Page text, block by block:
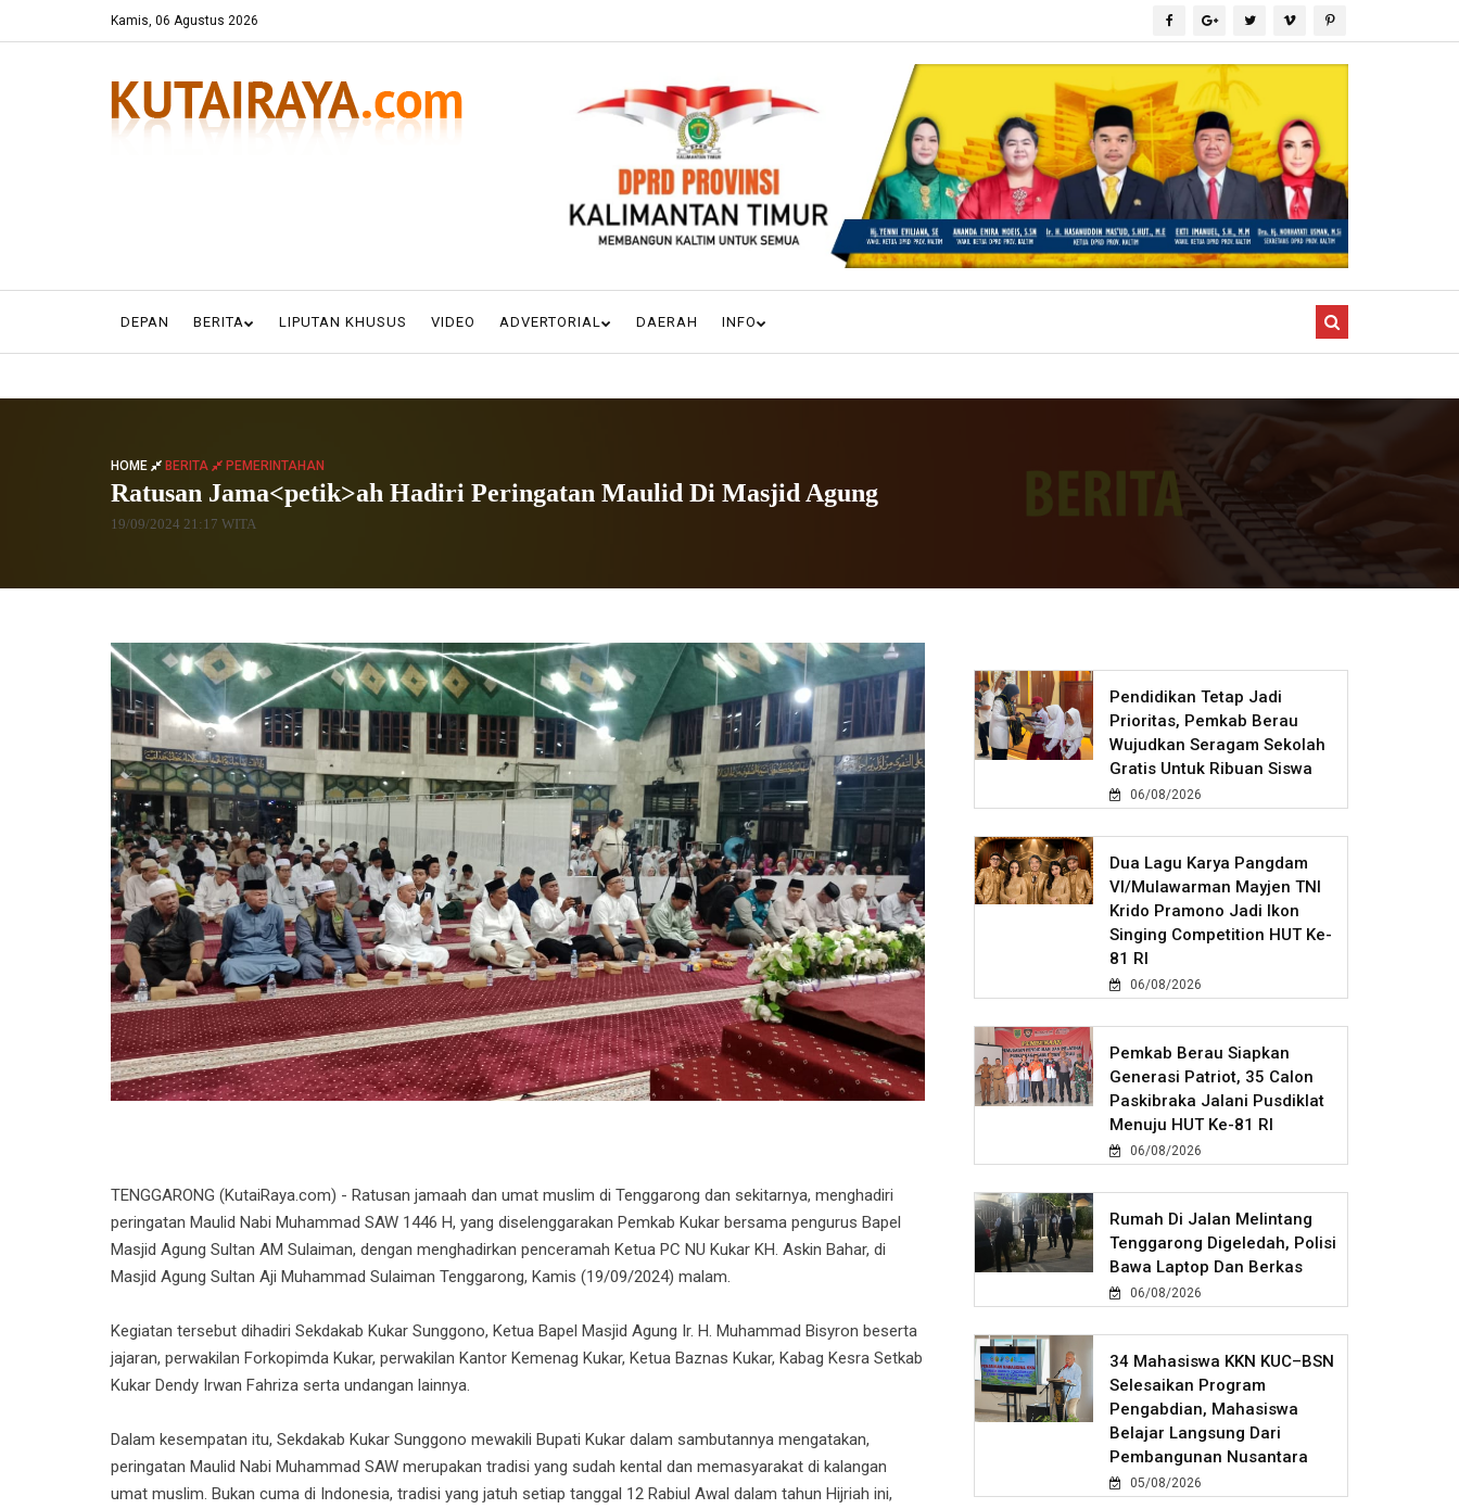
Kamis, 06 Agustus 2026
DEPAN BERITA LIPUTAN KHUSUS VIDEO ADVERTORIAL DAERAH INFO
HOME BERITA PEMERINTAHAN
Ratusan Jama<petik>ah Hadiri Peringatan Maulid Di Masjid Agung
19/09/2024 21:17 WITA
TENGGARONG (KutaiRaya.com) - Ratusan jamaah dan umat muslim di Tenggarong dan sekitarnya, menghadiri
peringatan Maulid Nabi Muhammad SAW 1446 H, yang diselenggarakan Pemkab Kukar bersama pengurus Bapel
Masjid Agung Sultan AM Sulaiman, dengan menghadirkan penceramah Ketua PC NU Kukar KH. Askin Bahar, di
Masjid Agung Sultan Aji Muhammad Sulaiman Tenggarong, Kamis (19/09/2024) malam.
Kegiatan tersebut dihadiri Sekdakab Kukar Sunggono, Ketua Bapel Masjid Agung Ir. H. Muhammad Bisyron beserta
jajaran, perwakilan Forkopimda Kukar, perwakilan Kantor Kemenag Kukar, Ketua Baznas Kukar, Kabag Kesra Setkab
Kukar Dendy Irwan Fahriza serta undangan lainnya.
Dalam kesempatan itu, Sekdakab Kukar Sunggono mewakili Bupati Kukar dalam sambutannya mengatakan,
peringatan Maulid Nabi Muhammad SAW merupakan tradisi yang sudah kental dan memasyarakat di kalangan
umat muslim. Bukan cuma di Indonesia, tradisi yang jatuh setiap tanggal 12 Rabiul Awal dalam tahun Hijriah ini,
Pendidikan Tetap Jadi
Prioritas, Pemkab Berau
Wujudkan Seragam Sekolah
Gratis Untuk Ribuan Siswa
06/08/2026
Dua Lagu Karya Pangdam
VI/Mulawarman Mayjen TNI
Krido Pramono Jadi Ikon
Singing Competition HUT Ke-
81 RI
06/08/2026
Pemkab Berau Siapkan
Generasi Patriot, 35 Calon
Paskibraka Jalani Pusdiklat
Menuju HUT Ke-81 RI
06/08/2026
Rumah Di Jalan Melintang
Tenggarong Digeledah, Polisi
Bawa Laptop Dan Berkas
06/08/2026
34 Mahasiswa KKN KUC–BSN
Selesaikan Program
Pengabdian, Mahasiswa
Belajar Langsung Dari
Pembangunan Nusantara
05/08/2026